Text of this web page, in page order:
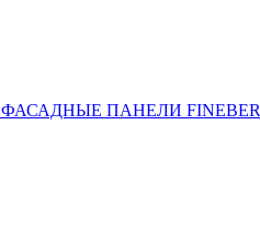
ФАСАДНЫЕ ПАНЕЛИ FINEBER